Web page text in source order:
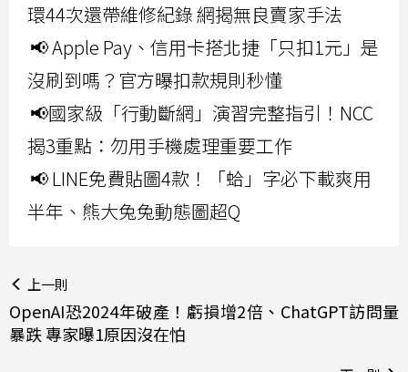
環44次還帶維修紀錄 網揭無良賣家手法
📢 Apple Pay、信用卡搭北捷「只扣1元」是
沒刷到嗎？官方曝扣款規則秒懂
📢國家級「行動斷網」演習完整指引！NCC
揭3重點：勿用手機處理重要工作
📢 LINE免費貼圖4款！「蛤」字必下載爽用
半年、熊大兔兔動態圖超Q
上一則
OpenAI恐2024年破產！虧損增2倍、ChatGPT訪問量
暴跌 專家曝1原因沒在怕